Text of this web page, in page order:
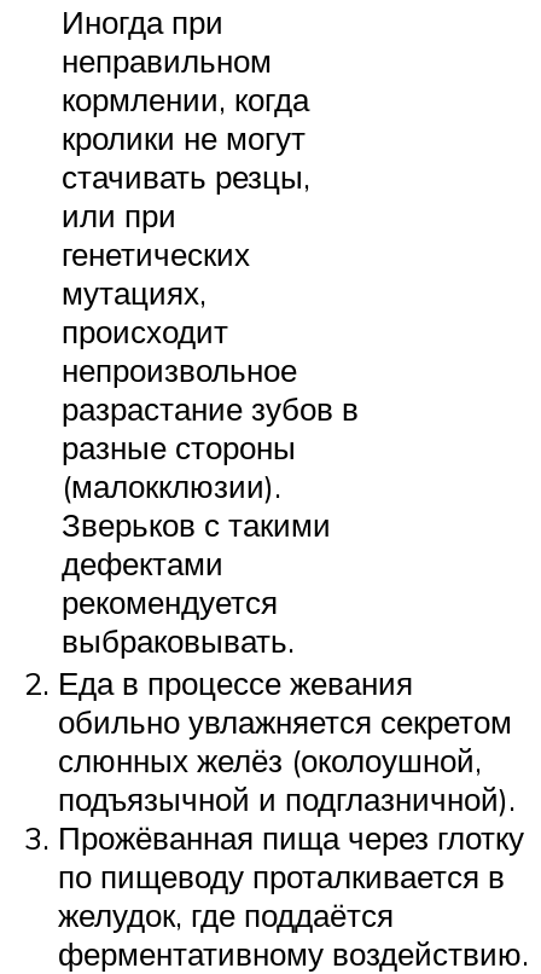
Иногда при
неправильном
кормлении, когда
кролики не могут
стачивать резцы,
или при
генетических
мутациях,
происходит
непроизвольное
разрастание зубов в
разные стороны
(малокклюзии).
Зверьков с такими
дефектами
рекомендуется
выбраковывать.
Еда в процессе жевания
обильно увлажняется секретом
слюнных желёз (околоушной,
подъязычной и подглазничной).
Прожёванная пища через глотку
по пищеводу проталкивается в
желудок, где поддаётся
ферментативному воздействию.